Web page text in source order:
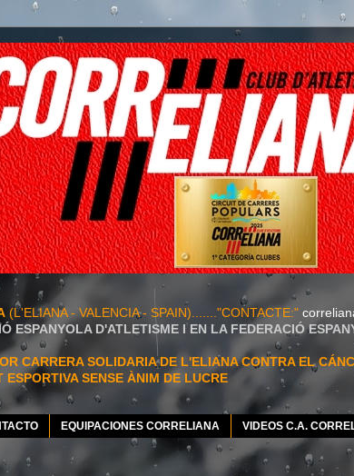
(L'ELIANA - VALENCIA - SPAIN)......."CONTACTE:"
ESPANYOLA D'ATLETISME I EN LA FEDERACIÓ
CARRERA SOLIDARIA DE L'ELIANA CONTRA EL
SENSE ÀNIM DE LUCRE
EQUIPACIONES CORRELIANA VIDEOS C.A.